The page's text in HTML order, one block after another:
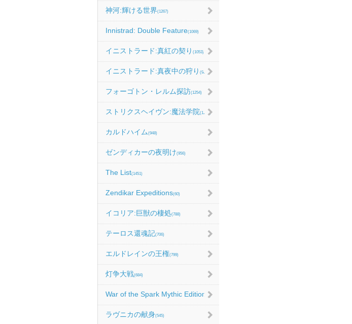
神河:輝ける世界(1267)
Innistrad: Double Feature(1069)
イニストラード:真紅の契り (1053)
イニストラード:真夜中の狩り (986)
フォーゴトン・レルム探訪(1254)
ストリクスヘイヴン:魔法学院(1214)
カルドハイム (948)
ゼンディカーの夜明け(956)
The List(1451)
Zendikar Expeditions(60)
イコリア:巨獣の棲処(788)
テーロス還魂記(706)
エルドレインの王権(799)
灯争大戦(684)
War of the Spark Mythic Edition (9)
ラヴニカの献身(545)